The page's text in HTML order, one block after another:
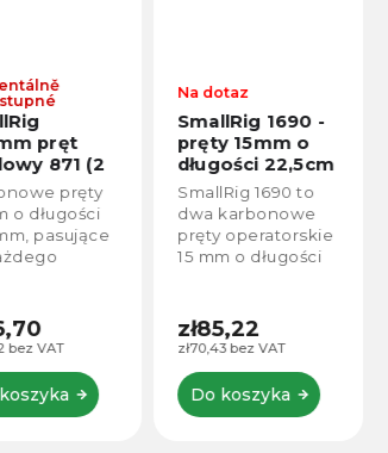
pręt
871 (2
bez VAT
pręty
o długości
pasujące
SmallRig 1690 -
pręty 15mm o
długości 22,5cm
(2szt.)
Na dotaz
zł70,43 bez VAT
zł85,22
Do koszyka
SmallRig 1690 to
dwa karbonowe
pręty operatorskie
15 mm o długości